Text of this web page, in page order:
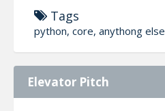
Tags
python, core, anythong else
Elevator Pitch